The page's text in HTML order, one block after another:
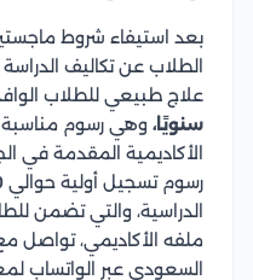
بعد استيفاء شروط
الطلاب عن تكاليف
علاج طبيعي للطلاب
سنويًا، وهي رسوم مناسبة
الأكاديمية المقدمة في
رسوم تسجيل أولية حوالي
الدراسية، والتي تضمن
ملفه الأكاديمي، تواصل
السعودى عبر الواتساب